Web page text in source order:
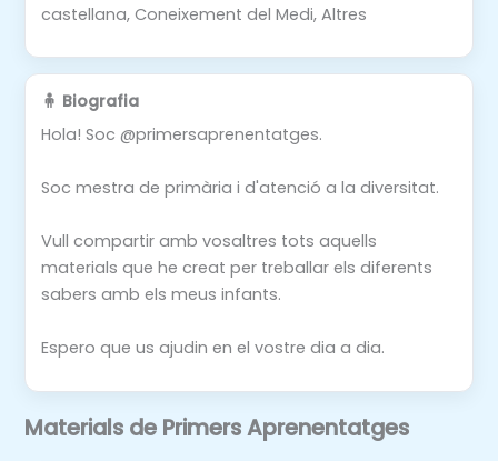
castellana, Coneixement del Medi, Altres
🧍 Biografia
Hola! Soc @primersaprenentatges.
Soc mestra de primària i d'atenció a la diversitat.
Vull compartir amb vosaltres tots aquells
materials que he creat per treballar els diferents
sabers amb els meus infants.
Espero que us ajudin en el vostre dia a dia.
Materials de Primers Aprenentatges